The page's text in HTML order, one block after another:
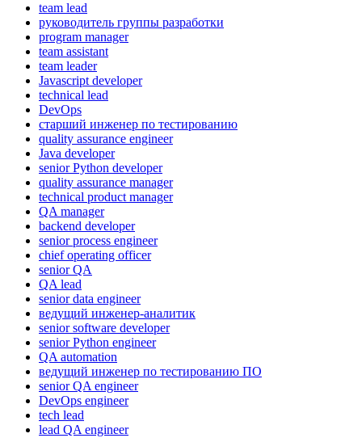
team lead
руководитель группы разработки
program manager
team assistant
team leader
Javascript developer
technical lead
DevOps
старший инженер по тестированию
quality assurance engineer
Java developer
senior Python developer
quality assurance manager
technical product manager
QA manager
backend developer
senior process engineer
chief operating officer
senior QA
QA lead
senior data engineer
ведущий инженер-аналитик
senior software developer
senior Python engineer
QA automation
ведущий инженер по тестированию ПО
senior QA engineer
DevOps engineer
tech lead
lead QA engineer